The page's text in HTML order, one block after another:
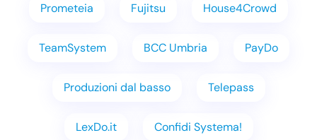
Prometeia Fujitsu House4Crowd
TeamSystem BCC Umbria PayDo
Produzioni dal basso Telepass
LexDo.it Confidi Systema!